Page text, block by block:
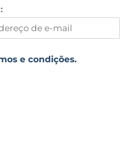
e condições.